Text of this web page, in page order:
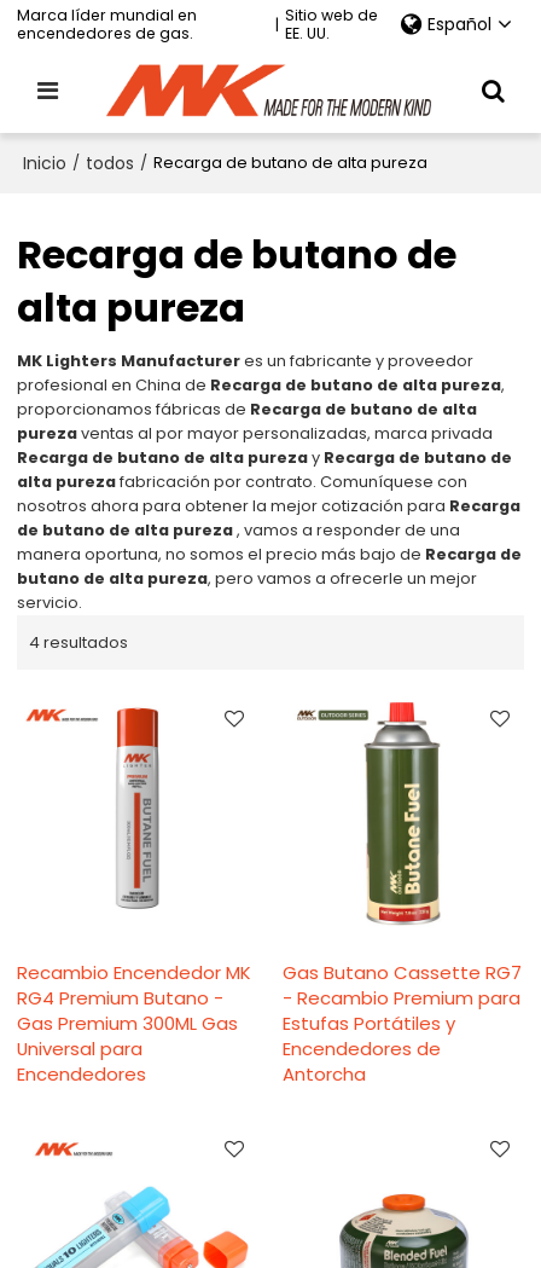
Marca líder mundial en
encendedores de gas.
| Sitio web de
EE. UU.
Español
Inicio / todos / Recarga de butano de alta pureza
Recarga de butano de
alta pureza
MK Lighters Manufactureres un fabricante y proveedor
profesional en China de Recarga de butano de alta pureza,
proporcionamos fábricas de Recarga de butano de alta
purezaventas al por mayor personalizadas, marca privada
Recarga de butano de alta purezay Recarga de butano de
alta purezafabricación por contrato. Comuníquese con
nosotros ahora para obtener la mejor cotización para Recarga
de butano de alta pureza, vamos a responder de una
manera oportuna, no somos el precio más bajo de Recarga de
butano de alta pureza, pero vamos a ofrecerle un mejor
servicio.
4 resultados
Recambio Encendedor MK
RG4 Premium Butano -
Gas Premium 300ML Gas
Universal para
Encendedores
Gas Butano Cassette RG7
- Recambio Premium para
Estufas Portátiles y
Encendedores de
Antorcha